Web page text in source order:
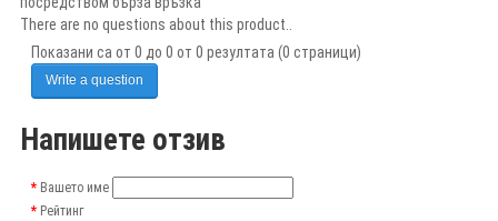
There are no questions about this product..
Показани са от 0 до 0 от 0 резултата (0 страници)
Write a question
Напишете отзив
Вашето име
Рейтинг